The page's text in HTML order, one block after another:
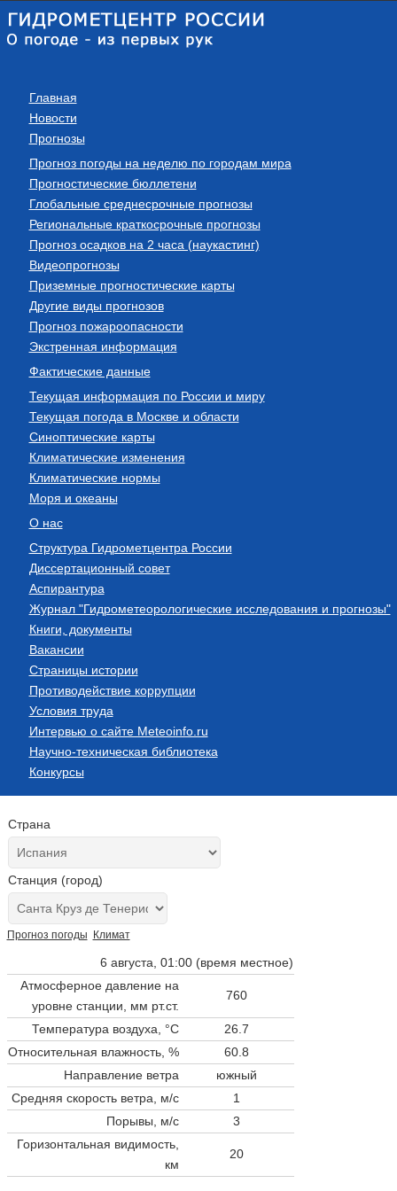
Главная
Новости
Прогнозы
Прогноз погоды на неделю по городам мира
Прогностические бюллетени
Глобальные среднесрочные прогнозы
Региональные краткосрочные прогнозы
Прогноз осадков на 2 часа (наукастинг)
Видеопрогнозы
Приземные прогностические карты
Другие виды прогнозов
Прогноз пожароопасности
Экстренная информация
Фактические данные
Текущая информация по России и миру
Текущая погода в Москве и области
Синоптические карты
Климатические изменения
Климатические нормы
Моря и океаны
О нас
Структура Гидрометцентра России
Диссертационный совет
Аспирантура
Журнал "Гидрометеорологические исследования и прогнозы"
Книги, документы
Вакансии
Страницы истории
Противодействие коррупции
Условия труда
Интервью о сайте Meteoinfo.ru
Научно-техническая библиотека
Конкурсы
Страна
Станция (город)
Прогноз погоды Климат
6 августа, 01:00 (время местное)
Атмосферное давление на
уровне станции, мм рт.ст.
760
Температура воздуха, °C
26.7
Относительная влажность, %
60.8
Направление ветра
южный
Средняя скорость ветра, м/с
1
Порывы, м/с
3
Горизонтальная видимость,
км
20